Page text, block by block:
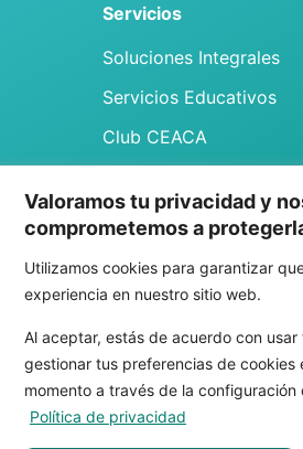
Valoramos tu privacidad y
comprometemos a
Utilizamos cookies para garantizar
experiencia en nuestro sitio web.
Al aceptar, estás de acuerdo con
gestionar tus preferencias de cookies
momento a través de la configuración
Política de privacidad
Servicios
Soluciones Integrales
Servicios Educativos
Club CEACA
Dirección
Av. Cvln. Jorge Álvarez del
Ayuntamiento, 44620
México